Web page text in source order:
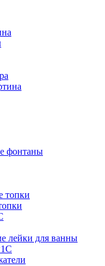
фонтаны
топки
лейки для ванны